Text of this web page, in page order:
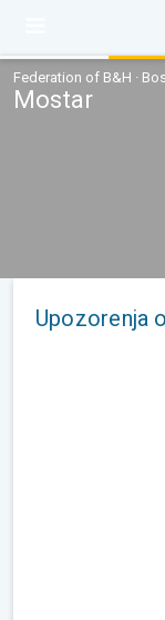
Federation of B&H ·
Mostar
Upozorenja